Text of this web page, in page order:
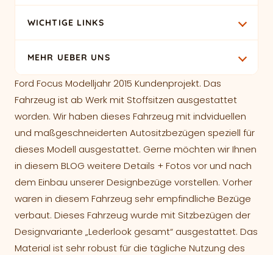
Ford Focus Modelljahr 2015 Kundenprojekt. Das
Fahrzeug ist ab Werk mit Stoffsitzen ausgestattet
worden. Wir haben dieses Fahrzeug mit indviduellen
und maßgeschneiderten Autositzbezügen speziell für
dieses Modell ausgestattet. Gerne möchten wir Ihnen
in diesem BLOG weitere Details + Fotos vor und nach
dem Einbau unserer Designbezüge vorstellen. Vorher
waren in diesem Fahrzeug sehr empfindliche Bezüge
verbaut. Dieses Fahrzeug wurde mit Sitzbezügen der
Designvariante „Lederlook gesamt“ ausgestattet. Das
Material ist sehr robust für die tägliche Nutzung des
Tipps für die Reinigung von Autositzbezügen
zur Wohlfühlzone
Seitenairbagtauglichkeit bei Sitzbezügen?
Farbmuster „Design Lederlook“
Farbmuster „Design Velour & Textillook“
Farbmuster „Design Antarrlook-Wildlederoptik“
Sitzbezüge fürs Auto nach Maß
Individuelle und fahrzeugspezifische Designbezüge
fürs Auto
Wie maßgeschneiderte Autositzbezüge den Wert
Ihres Fahrzeugs steigern
Autositze neu beziehen – Sattler oder Sitzbezüge nach
Autoschonbezüge
individuelle Möglichkeiten
Doppelnahtausführung
Sitzrückenpolsterung
Rautenmuster für Autositzbezüge nach Maß
Sitzbezüge mit individuellen Quernähten nach Maß
WICHTIGE LINKS
Über uns
Kontakt
FAQ
Materialmuster bestellen
MEHR UEBER UNS
Zahlungsbedingungen
Versand & Lieferung
Impressum
Datenschutz
Cookie-Richtlinie
Allgemeine Geschäftsbedingungen